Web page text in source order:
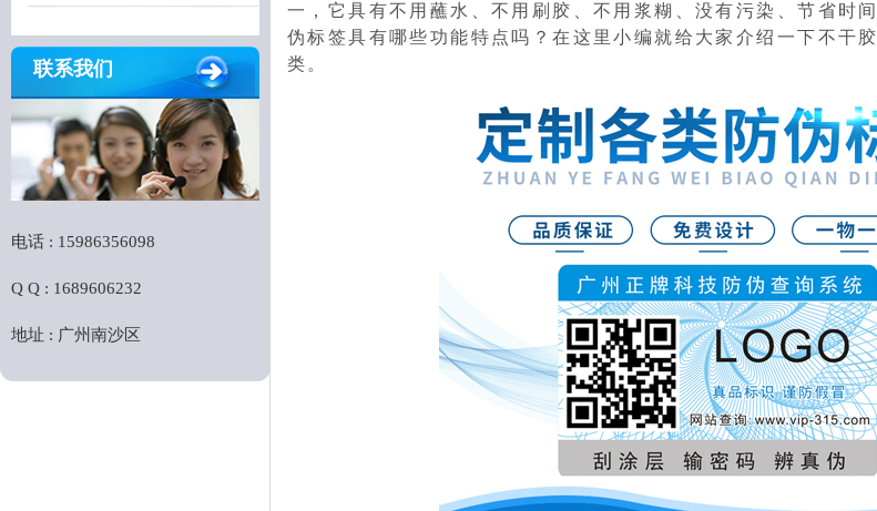
联系我们
电话 : 15986356098
Q Q : 1689606232
地址 : 广州南沙区
一，它具有不用蘸水、不用刷胶、不用浆糊、没有污染、节省时
伪标签具有哪些功能特点吗？在这里小编就给大家介绍一下不干
类。